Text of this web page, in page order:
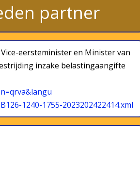
partner
eersteminister en Minister van
inzake belastingaangifte
1240-1755-2023202422414.xml